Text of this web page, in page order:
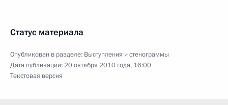
Статус материала
Опубликован в разделе: Выступления и стенограммы
Дата публикации:20 октября 2010 года, 16:00
Текстовая версия